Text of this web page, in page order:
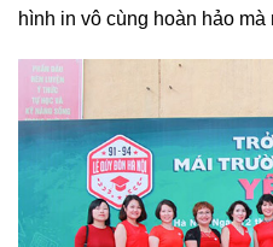
hình in vô cùng hoàn hảo